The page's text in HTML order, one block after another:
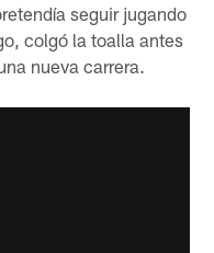
seguir jugando
colgó la toalla antes
nueva carrera.